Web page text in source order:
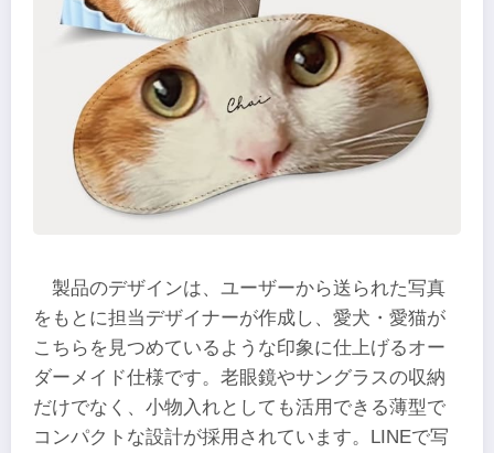
製品のデザインは、ユーザーから送られた写真
をもとに担当デザイナーが作成し、愛犬・愛猫が
こちらを見つめているような印象に仕上げるオー
ダーメイド仕様です。老眼鏡やサングラスの収納
だけでなく、小物入れとしても活用できる薄型で
コンパクトな設計が採用されています。LINEで写